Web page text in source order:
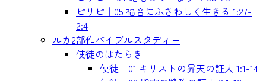
ピリピ｜05 福音にふさわしく生きる 1:27-
2:4
ルカ2部作バイブルスタディー
使徒のはたらき
使徒｜01 キリストの昇天の証人 1:1-14